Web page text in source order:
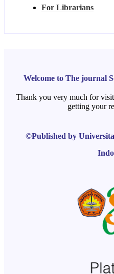
For Librarians
Welcome to The journal
Thank you very much for
getting your
©Published by